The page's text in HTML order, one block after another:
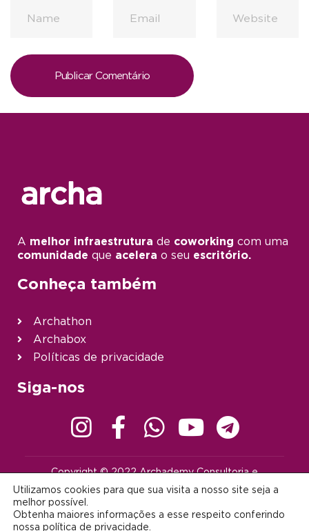
A melhor infraestrutura de coworking com uma
comunidade que acelera o seu escritório.
Conheça também
Archathon
Archabox
Políticas de privacidade
Siga-nos
Copyright © 2022 Archademy Consultoria e
reservados |contato@archademy.com.br |
Desenvolvido por:
Utilizamos cookies para que sua visita a nosso site seja a
melhor possível.
Obtenha maiores informações a esse respeito conferindo
nossa política de privacidade